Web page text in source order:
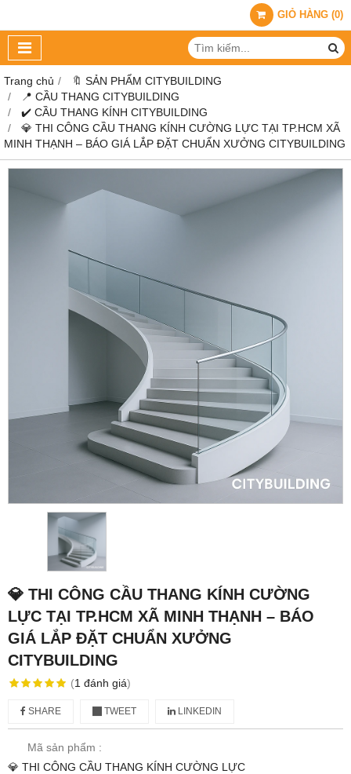
GIỎ HÀNG (0)
Trang chủ
🔖 SẢN PHẨM CITYBUILDING
📍 CẦU THANG CITYBUILDING
✔️ CẦU THANG KÍNH CITYBUILDING
💎 THI CÔNG CẦU THANG KÍNH CƯỜNG LỰC TẠI TP.HCM XÃ
MINH THẠNH – BÁO GIÁ LẮP ĐẶT CHUẨN XƯỞNG CITYBUILDING
💎 THI CÔNG CẦU THANG KÍNH CƯỜNG
LỰC TẠI TP.HCM XÃ MINH THẠNH – BÁO
GIÁ LẮP ĐẶT CHUẨN XƯỞNG
CITYBUILDING
(1 đánh giá)
SHARE TWEET LINKEDIN
Mã sản phẩm :
💎 THI CÔNG CẦU THANG KÍNH CƯỜNG LỰC